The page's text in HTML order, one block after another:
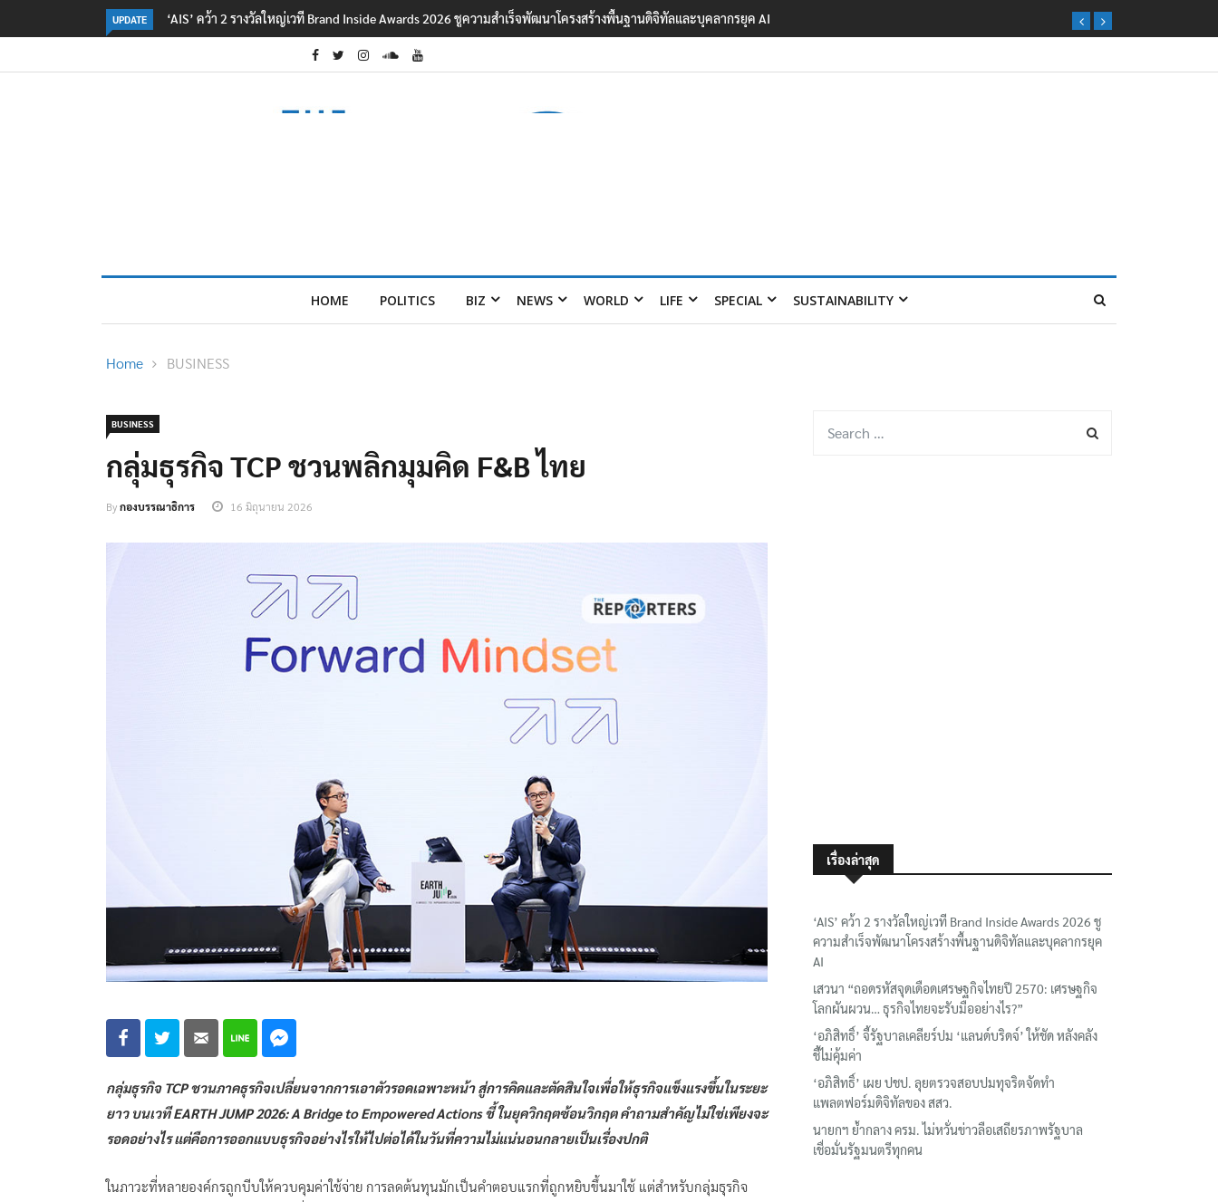
UPDATE ‘AIS’ คว้า 2 รางวัลใหญ่เวที Brand Inside Awards 2026 ชูความสำเร็จพัฒนาโครงสร้างพื้นฐานดิจิทัลและบุคลากรยุค AI
HOME POLITICS BIZ NEWS WORLD LIFE SPECIAL SUSTAINABILITY
Home BUSINESS
BUSINESS
กลุ่มธุรกิจ TCP ชวนพลิกมุมคิด F&B ไทย
Byกองบรรณาธิการ 16 มิถุนายน 2026
กลุ่มธุรกิจ TCP ชวนภาคธุรกิจเปลี่ยนจากการเอาตัวรอดเฉพาะหน้า สู่การคิดและตัดสินใจเพื่อให้ธุรกิจแข็งแรงขึ้นในระยะ
ยาว บนเวที EARTH JUMP 2026: A Bridge to Empowered Actions ชี้ ในยุควิกฤตซ้อนวิกฤต คำถามสำคัญไม่ใช่เพียงจะ
รอดอย่างไร แต่คือการออกแบบธุรกิจอย่างไรให้ไปต่อได้ในวันที่ความไม่แน่นอนกลายเป็นเรื่องปกติ
ในภาวะที่หลายองค์กรถูกบีบให้ควบคุมค่าใช้จ่าย การลดต้นทุนมักเป็นคำตอบแรกที่ถูกหยิบขึ้นมาใช้ แต่สำหรับกลุ่มธุรกิจ
เรื่องล่าสุด
‘AIS’ คว้า 2 รางวัลใหญ่เวที Brand Inside Awards 2026 ชู
ความสำเร็จพัฒนาโครงสร้างพื้นฐานดิจิทัลและบุคลากรยุค
AI
เสวนา “ถอดรหัสจุดเดือดเศรษฐกิจไทยปี 2570: เศรษฐกิจ
โลกผันผวน… ธุรกิจไทยจะรับมืออย่างไร?”
‘อภิสิทธิ์’ จี้รัฐบาลเคลียร์ปม ‘แลนด์บริดจ์’ ให้ชัด หลังคลัง
ชี้ไม่คุ้มค่า
‘อภิสิทธิ์’ เผย ปชป. ลุยตรวจสอบปมทุจริตจัดทำ
แพลตฟอร์มดิจิทัลของ สสว.
นายกฯ ย้ำกลาง ครม. ไม่หวั่นข่าวลือเสถียรภาพรัฐบาล
เชื่อมั่นรัฐมนตรีทุกคน